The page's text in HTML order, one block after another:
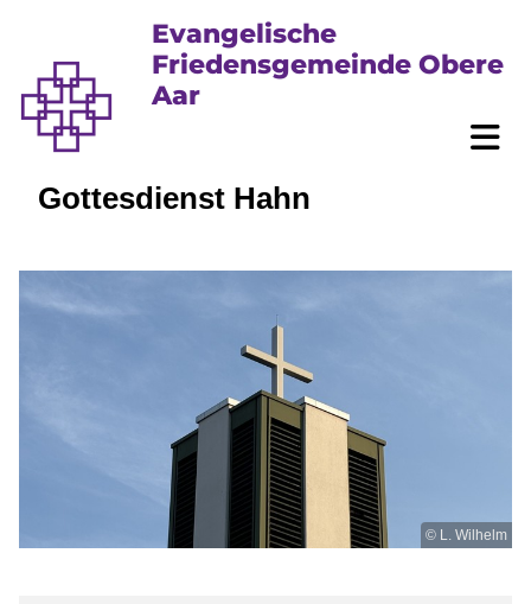
Evangelische
Friedensgemeinde Obere
Aar
Gottesdienst Hahn
© L. Wilhelm